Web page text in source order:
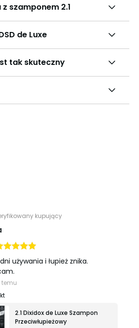
szamponem 2.1
de Luxe
tak skuteczny
kupujący
używania i łupież znika.
2.1 Dixidox de Luxe Szampon
Przeciwłupieżowy